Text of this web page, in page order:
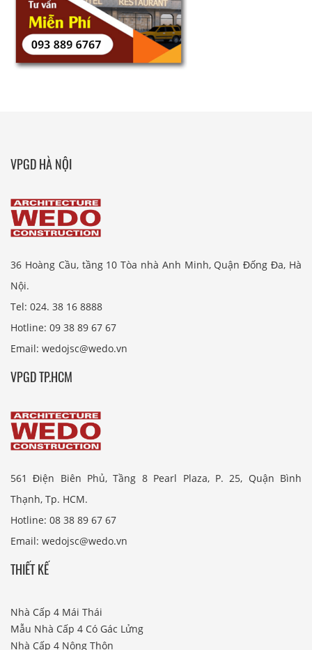
VPGD HÀ NỘI
36 Hoàng Cầu, tầng 10 Tòa nhà Anh Minh, Quận Đống Đa, Hà
Nội.
Tel: 024. 38 16 8888
Hotline: 09 38 89 67 67
Email: wedojsc@wedo.vn
VPGD TP.HCM
561 Điện Biên Phủ, Tầng 8 Pearl Plaza, P. 25, Quận Bình
Thạnh, Tp. HCM.
Hotline: 08 38 89 67 67
Email: wedojsc@wedo.vn
THIẾT KẾ
Nhà Cấp 4 Mái Thái
Mẫu Nhà Cấp 4 Có Gác Lửng
Nhà Cấp 4 Nông Thôn